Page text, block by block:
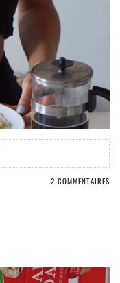
2 COMMENTAIRES